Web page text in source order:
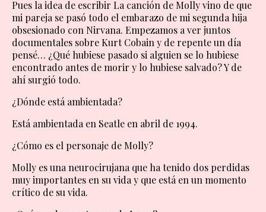
Pues la idea de escribir La canción de Molly vino de que
mi pareja se pasó todo el embarazo de mi segunda hija
obsesionado con Nirvana. Empezamos a ver juntos
documentales sobre Kurt Cobain y de repente un día
pensé… ¿Qué hubiese pasado si alguien se lo hubiese
encontrado antes de morir y lo hubiese salvado? Y de
ahí surgió todo.
¿Dónde está ambientada?
Está ambientada en Seatle en abril de 1994.
¿Cómo es el personaje de Molly?
Molly es una neurocirujana que ha tenido dos perdidas
muy importantes en su vida y que está en un momento
crítico de su vida.